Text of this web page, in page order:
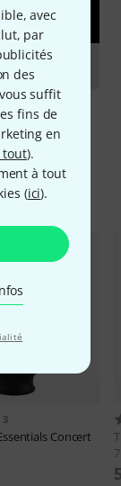
avec
par
des
suffit
fins de
en
tout).
à tout
(ici).
3
Concert